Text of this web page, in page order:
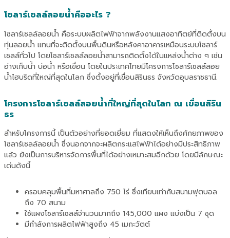
โซลาร์เซลล์ลอยน้ำคืออะไร ?
โซลาร์เซลล์ลอยน้ำ คือระบบผลิตไฟฟ้าจากพลังงานแสงอาทิตย์ที่ติดตั้งบน
ทุ่นลอยน้ำ แทนที่จะติดตั้งบนพื้นดินหรือหลังคาอาคารเหมือนระบบโซลาร์
เซลล์ทั่วไป โดยโซลาร์เซลล์ลอยน้ำสามารถติดตั้งได้ในแหล่งน้ำต่าง ๆ เช่น
อ่างเก็บน้ำ บ่อน้ำ หรือเขื่อน โดยในประเทศไทยมีโครงการโซลาร์เซลล์ลอย
น้ำไฮบริดที่ใหญ่ที่สุดในโลก ซึ่งตั้งอยู่ที่เขื่อนสิรินธร จังหวัดอุบลราชธานี.
โครงการโซลาร์เซลล์ลอยน้ำที่ใหญ่ที่สุดในโลก ณ เขื่อนสิริน
ธร
สำหรับโครงการนี้ เป็นตัวอย่างที่ยอดเยี่ยม ที่แสดงให้เห็นถึงศักยภาพของ
โซลาร์เซลล์ลอยน้ำ ซึ่งนอกจากจะผลิตกระแสไฟฟ้าได้อย่างมีประสิทธิภาพ
แล้ว ยังเป็นการบริหารจัดการพื้นที่ได้อย่างเหมาะสมอีกด้วย โดยมีลักษณะ
เด่นดังนี้
ครอบคลุมพื้นที่มหาศาลถึง 750 ไร่ ซึ่งเทียบเท่ากับสนามฟุตบอล
ถึง 70 สนาม
ใช้แผงโซลาร์เซลล์จำนวนมากถึง 145,000 แผง แบ่งเป็น 7 ชุด
มีกำลังการผลิตไฟฟ้าสูงถึง 45 เมกะวัตต์